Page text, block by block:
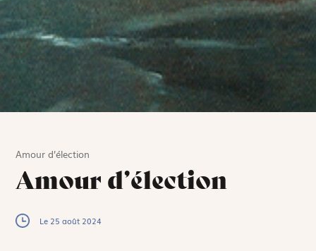
Amour d’élection
Amour d’élection
Le 25 août 2024